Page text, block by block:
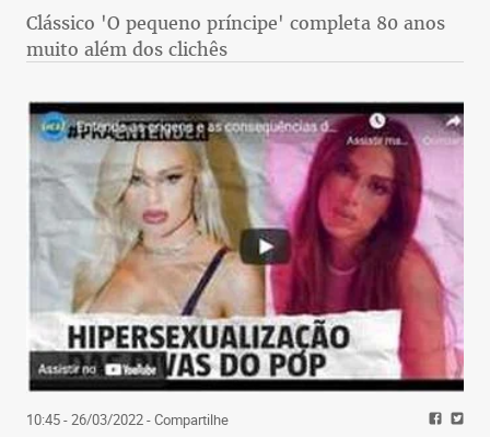
Clássico 'O pequeno príncipe' completa 80 anos
muito além dos clichês
10:45 - 26/03/2022- Compartilhe